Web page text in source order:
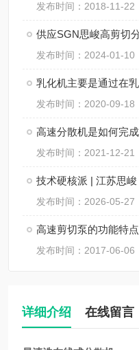
发布时间：2018-11-22
供应SGN思峻高剪切
发布时间：2024-01-10
乳化机主要是通过在
发布时间：2020-09-18
高速分散机是如何完
发布时间：2021-12-21
发布时间：2026-05-27
高速剪切泵的功能特点
发布时间：2017-06-06
详细介绍 在线留言